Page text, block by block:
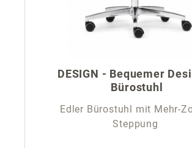
DESIGN - Bequemer
Bürostuhl
Edler Bürostuhl mit Mehr-
Steppung